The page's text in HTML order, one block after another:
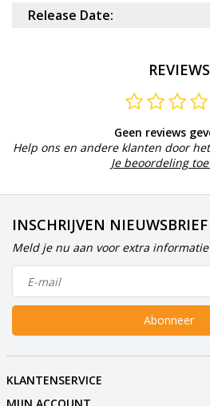
Release Date:
REVIEWS
Geen reviews
Help ons en andere klanten door
Je beoordeling
INSCHRIJVEN NIEUWSBRIEF
Meld je nu aan voor extra
Abonneer
KLANTENSERVICE